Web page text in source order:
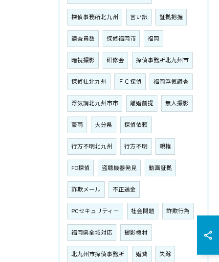
探偵事務所北九州 言い訳 証拠把握
調査員数 探偵福岡市 福岡
暗視撮影 研修会 探偵事務所北九州市
探偵社北九州 ＦＣ探偵 福岡浮気調査
浮気調北九州市市 離婚前提 無人撮影
豪雨 大分県 探偵依頼
行方不明北九州 行方不明 親権
FC探偵 盗聴機器発見 動画証拠
詐欺メール 不正送金
PCセキュリティー 社会問題 詐欺行為
福岡県全域対応 撮影機材
北九州市探偵事務所 婚費 失踪